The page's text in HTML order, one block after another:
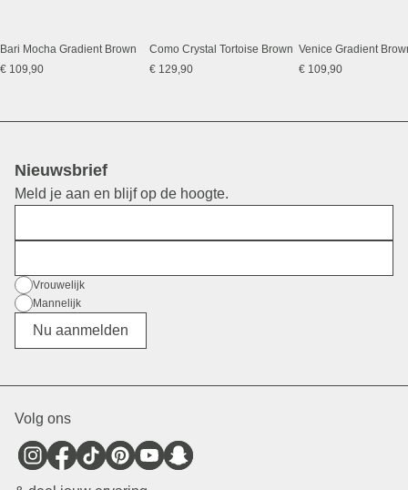
Bari Mocha Gradient Brown
€ 109,90
Como Crystal Tortoise Brown
€ 129,90
Venice Gradient
€ 109,90
Nieuwsbrief
Meld je aan en blijf op de hoogte.
Geslacht
Vrouwelijk
Mannelijk
Divers
Nu aanmelden
Volg ons